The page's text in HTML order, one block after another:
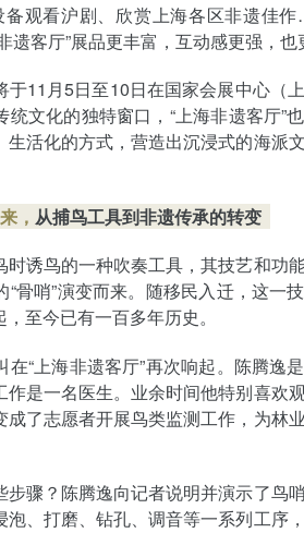
备观看沪剧、欣赏上海各区非遗佳
客厅”展品更丰富，互动感更强，也
于11月5日至10日在国家会展中心（
文化的独特窗口，“上海非遗客厅”
活化的方式，营造出沉浸式的海派
， 从捕鸟工具到非遗传承的转变
诱鸟的一种吹奏工具，其技艺和功
骨哨”演变而来。随移民入迁，这一
至今已有一百多年历史。
“上海非遗客厅”再次响起。陈腾逸
是一名医生。业余时间他特别喜欢
了志愿者开展鸟类监测工作，为林
骤？陈腾逸向记者说明并演示了鸟
、打磨、钻孔、调音等一系列工序